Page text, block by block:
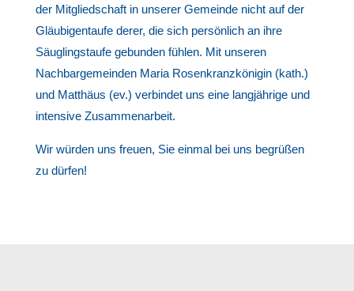
der Mitgliedschaft in unserer Gemeinde nicht auf der
Gläubigentaufe derer, die sich persönlich an ihre
Säuglingstaufe gebunden fühlen. Mit unseren
Nachbargemeinden Maria Rosenkranzkönigin (kath.)
und Matthäus (ev.) verbindet uns eine langjährige und
intensive Zusammenarbeit.
Wir würden uns freuen, Sie einmal bei uns begrüßen
zu dürfen!